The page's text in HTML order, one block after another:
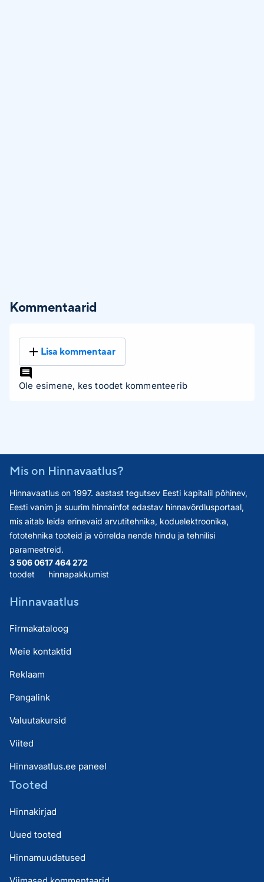
Kommentaarid
Lisa kommentaar
Ole esimene, kes toodet kommenteerib
Mis on Hinnavaatlus?
Hinnavaatlus on 1997. aastast tegutsev Eesti kapitalil põhinev,
Eesti vanim ja suurim hinnainfot edastav hinnavõrdlusportaal,
mis aitab leida erinevaid arvutitehnika, koduelektroonika,
fototehnika tooteid ja võrrelda nende hindu ja tehnilisi
parameetreid.
3 506 061
toodet
7 464 272
hinnapakkumist
Hinnavaatlus
Firmakataloog
Meie kontaktid
Reklaam
Pangalink
Valuutakursid
Viited
Hinnavaatlus.ee paneel
Tooted
Hinnakirjad
Uued tooted
Hinnamuudatused